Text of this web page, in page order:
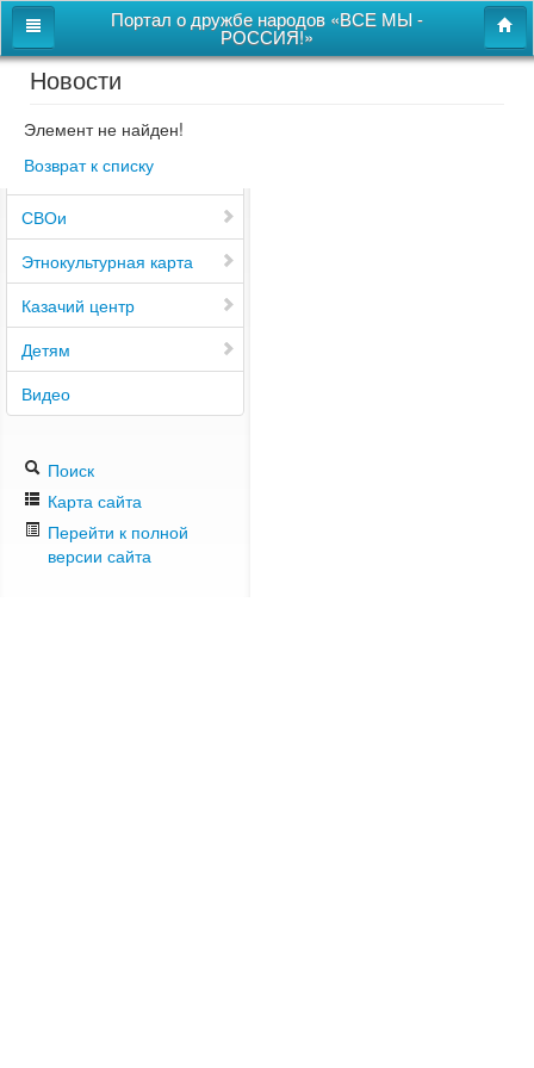
Портал о дружбе народов «ВСЕ МЫ -
РОССИЯ!»
Главная
Дом дружбы народов
Новости
СВОи
Этнокультурная карта
Казачий центр
Детям
Видео
Поиск
Карта сайта
Перейти к полной
версии сайта
Новости
Элемент не найден!
Возврат к списку